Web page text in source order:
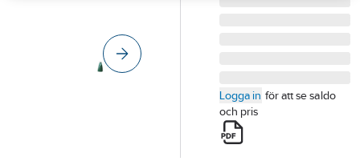
Logga in för att se saldo
och pris